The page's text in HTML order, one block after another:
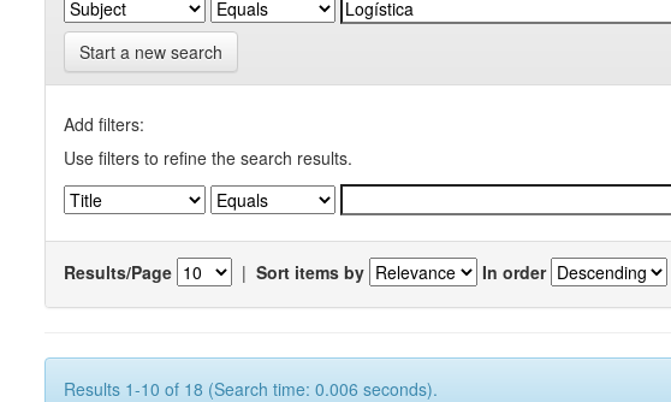
Start a new search
Add filters:
Use filters to refine the search results.
Results/Page | Sort items by In order
Results 1-10 of 18 (Search time: 0.006 seconds).